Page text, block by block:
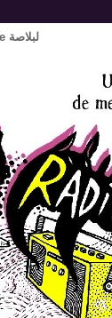
Revue Féministe algérienne : La Place لبلاصة